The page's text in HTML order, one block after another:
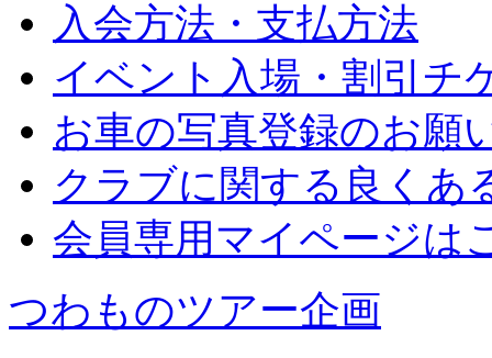
入会方法・支払方法
イベント入場・割引チ
お車の写真登録のお願
クラブに関する良くあ
会員専用マイページは
つわものツアー企画